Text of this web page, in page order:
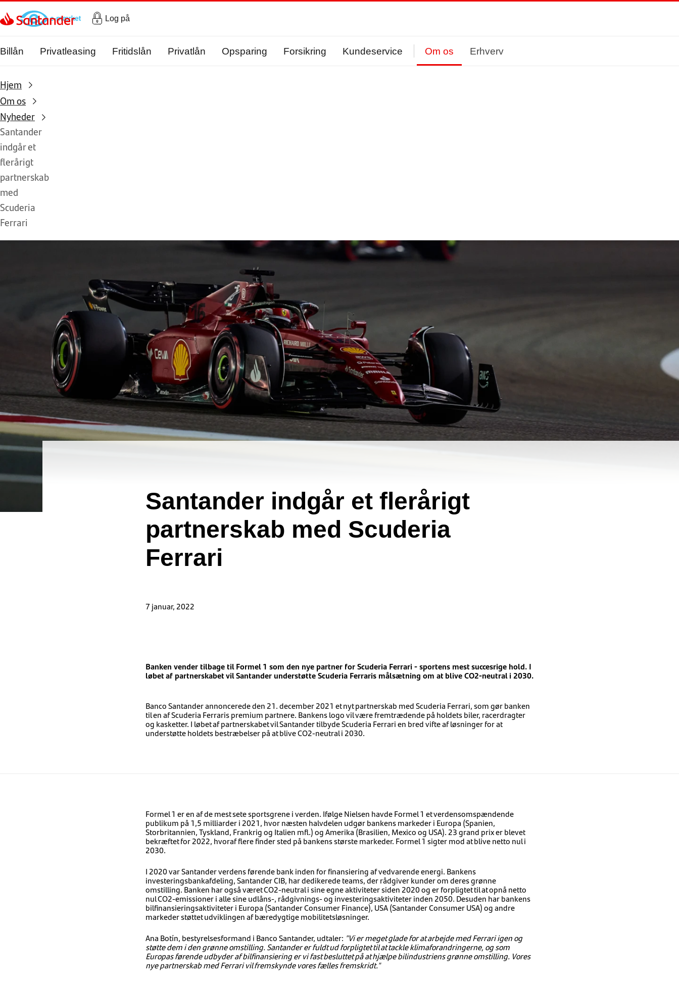
Gå til hovedindholdet
Log på
Billån Privatleasing Fritidslån Privatlån Opsparing Forsikring Kundeservice Om os Erhverv
Hjem
Om os
Nyheder
Santander
indgår et
flerårigt
partnerskab
med
Scuderia
Ferrari
Santander indgår et flerårigt
partnerskab med Scuderia
Ferrari
7 januar, 2022
Banken vender tilbage til Formel 1 som den nye partner for Scuderia Ferrari - sportens mest succesrige hold. I
løbet af partnerskabet vil Santander understøtte Scuderia Ferraris målsætning om at blive CO2-neutral i 2030.
Banco Santander annoncerede den 21. december 2021 et nyt partnerskab med Scuderia Ferrari, som gør banken
til en af ​​Scuderia Ferraris premium partnere. Bankens logo vil være fremtrædende på holdets biler, racerdragter
og kasketter. I løbet af partnerskabet vil Santander tilbyde Scuderia Ferrari en bred vifte af løsninger for at
understøtte holdets bestræbelser på at blive CO2-neutral i 2030.
Formel 1 er en af ​​de mest sete sportsgrene i verden. Ifølge Nielsen havde Formel 1 et verdensomspændende
publikum på 1,5 milliarder i 2021, hvor næsten halvdelen udgør bankens markeder i Europa (Spanien,
Storbritannien, Tyskland, Frankrig og Italien mfl.) og Amerika (Brasilien, Mexico og USA). 23 grand prix er blevet
bekræftet for 2022, hvoraf flere finder sted på bankens største markeder. Formel 1 sigter mod at blive netto nul i
2030.
I 2020 var Santander verdens førende bank inden for finansiering af vedvarende energi. Bankens
investeringsbankafdeling, Santander CIB, har dedikerede teams, der rådgiver kunder om deres grønne
omstilling. Banken har også været CO2-neutral i sine egne aktiviteter siden 2020 og er forpligtet til at opnå netto
nul CO2-emissioner i alle sine udlåns-, rådgivnings- og investeringsaktiviteter inden 2050. Desuden har bankens
bilfinansieringsaktiviteter i Europa (Santander Consumer Finance), USA (Santander Consumer USA) og andre
markeder støttet udviklingen af ​​bæredygtige mobilitetsløsninger.
Ana Botín, bestyrelsesformand i Banco Santander, udtaler: "Vi er meget glade for at arbejde med Ferrari igen og
støtte dem i den grønne omstilling. Santander er fuldt ud forpligtet til at tackle klimaforandringerne, og som
Europas førende udbyder af bilfinansiering er vi fast besluttet på at hjælpe bilindustriens grønne omstilling. Vores
nye partnerskab med Ferrari vil fremskynde vores fælles fremskridt."